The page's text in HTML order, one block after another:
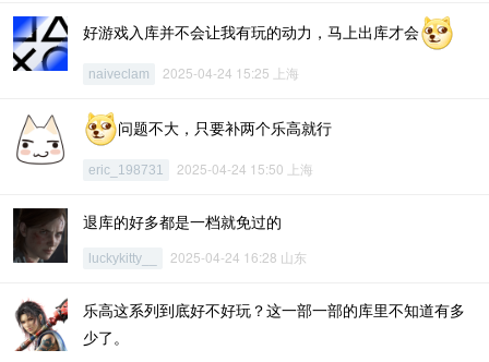
好游戏入库并不会让我有玩的动力，马上出库才会
naiveclam 2025-04-24 15:25 上海
问题不大，只要补两个乐高就行
eric_198731 2025-04-24 15:50 上海
退库的好多都是一档就免过的
luckykitty__ 2025-04-24 16:28 山东
乐高这系列到底好不好玩？这一部一部的库里不知道有多
少了。